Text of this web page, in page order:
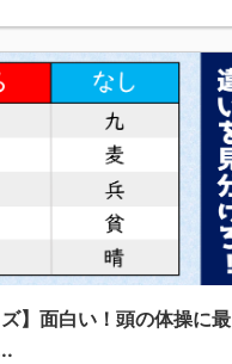
ズ】面白い！頭の体操に最